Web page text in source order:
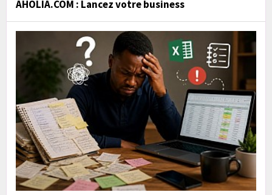
AHOLIA.COM : Lancez votre business